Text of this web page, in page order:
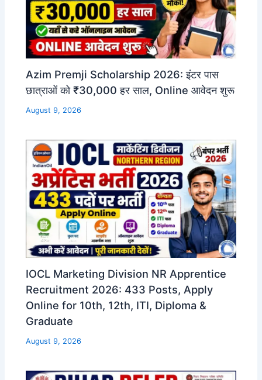
Azim Premji Scholarship 2026: इंटर पास
छात्राओं को ₹30,000 हर साल, Online आवेदन शुरू
August 9, 2026
IOCL Marketing Division NR Apprentice
Recruitment 2026: 433 Posts, Apply
Online for 10th, 12th, ITI, Diploma &
Graduate
August 9, 2026